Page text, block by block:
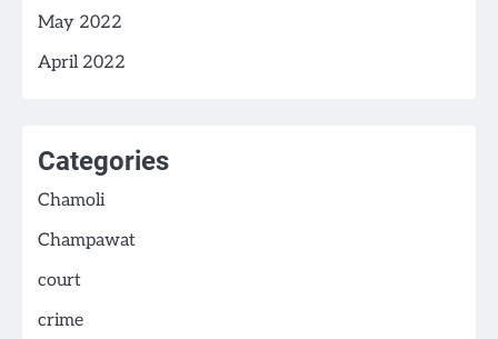
May 2022
April 2022
Categories
Chamoli
Champawat
court
crime